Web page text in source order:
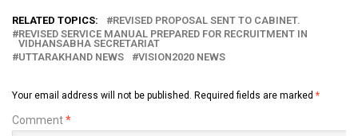
RELATED TOPICS:
REVISED PROPOSAL SENT TO CABINET.
REVISED SERVICE MANUAL PREPARED FOR RECRUITMENT IN
VIDHANSABHA SECRETARIAT
UTTARAKHAND NEWS
VISION2020 NEWS
Your email address will not be published. Required fields are marked *
Comment*